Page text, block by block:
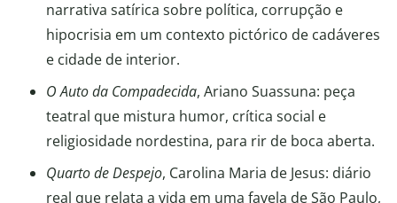
narrativa satírica sobre política, corrupção e
hipocrisia em um contexto pictórico de cadáveres
e cidade de interior.
O Auto da Compadecida, Ariano Suassuna: peça
teatral que mistura humor, crítica social e
religiosidade nordestina, para rir de boca aberta.
Quarto de Despejo, Carolina Maria de Jesus: diário
real que relata a vida em uma favela de São Paulo,